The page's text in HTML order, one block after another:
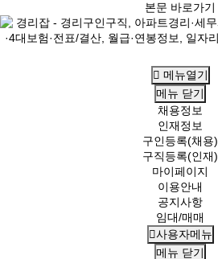
본문 바로가기
메뉴열기
메뉴 닫기
채용정보
인재정보
구인등록(채용)
구직등록(인재)
마이페이지
이용안내
공지사항
임대/매매
사용자메뉴
메뉴 닫기